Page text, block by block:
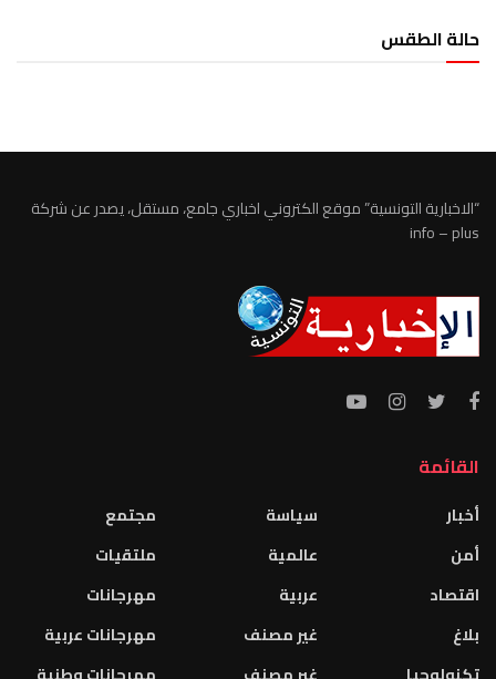
حالة الطقس
“الاخبارية التونسية” موقع الكتروني اخباري جامع، مستقل، يصدر عن شركة
info – plus
القائمة
أخبار
أمن
اقتصاد
بلاغ
سياسة
عالمية
عربية
غير مصنف
مجتمع
ملتقيات
مهرجانات
مهرجانات عربية